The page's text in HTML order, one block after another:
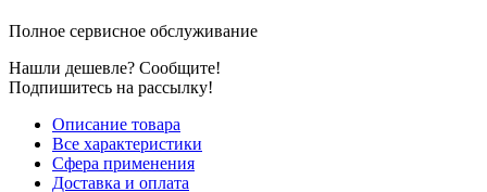
Полное сервисное обслуживание
Нашли дешевле? Сообщите!
Подпишитесь на рассылку!
Описание товара
Все характеристики
Сфера применения
Доставка и оплата